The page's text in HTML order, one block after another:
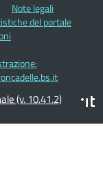
Note legali
del portale
(v. 10.41.2)